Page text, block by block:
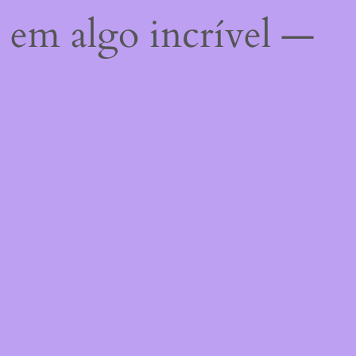
em algo incrível —